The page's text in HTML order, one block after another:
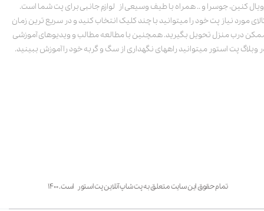
کنین، جوسرا و .. همراه با طیف وسیعی از لوازم جانبی برای پت شما است.
مورد نیاز پت خود را میتوانید با چند کلیک انتخاب کنید و در سریع ترین زمان
درب منزل تحویل بگیرید. همچنین با مطالعه مطالب و ویدیوهای آموزشی
وبلاگ پت استور میتوانید راههای نگهداری از سگ و گربه خود را آموزش ببینید.
تمام حقوق این سایت متعلق به پت شاپ آنلاین پت استور است. ۱۴۰۰